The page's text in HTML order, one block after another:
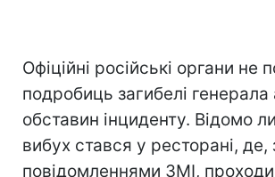
Офіційні російські органи не
подробиць загибелі генерала
обставин інциденту. Відомо
вибух стався у ресторані, де,
повідомленнями ЗМІ,